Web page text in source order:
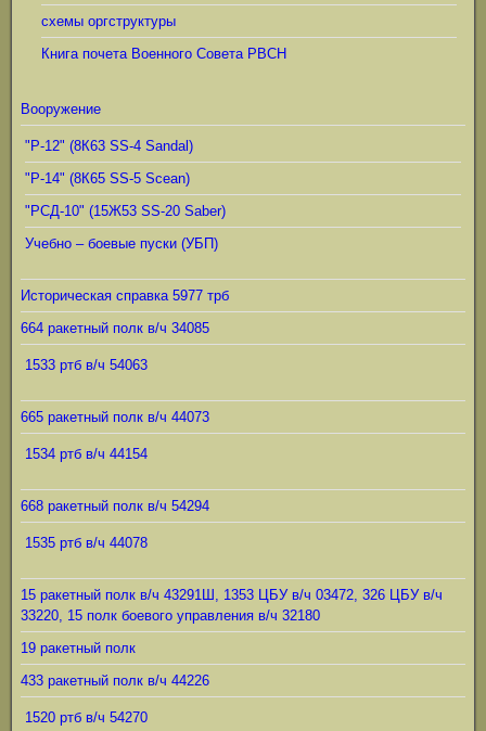
схемы оргструктуры
Книга почета Военного Совета РВСН
Вооружение
"Р-12" (8К63 SS-4 Sandal)
"Р-14" (8К65 SS-5 Scean)
"РСД-10" (15Ж53 SS-20 Saber)
Учебно – боевые пуски (УБП)
Историческая справка 5977 трб
664 ракетный полк в/ч 34085
1533 ртб в/ч 54063
665 ракетный полк в/ч 44073
1534 ртб в/ч 44154
668 ракетный полк в/ч 54294
1535 ртб в/ч 44078
15 ракетный полк в/ч 43291Ш, 1353 ЦБУ в/ч 03472, 326 ЦБУ в/ч
33220, 15 полк боевого управления в/ч 32180
19 ракетный полк
433 ракетный полк в/ч 44226
1520 ртб в/ч 54270